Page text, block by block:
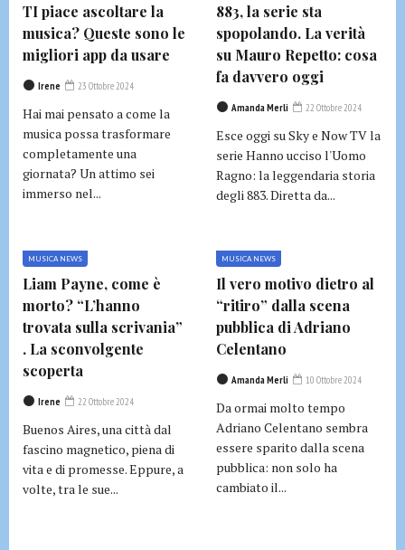
TI piace ascoltare la
musica? Queste sono le
migliori app da usare
Irene 23 Ottobre 2024
Hai mai pensato a come la
musica possa trasformare
completamente una
giornata? Un attimo sei
immerso nel...
883, la serie sta
spopolando. La verità
su Mauro Repetto: cosa
fa davvero oggi
Amanda Merli 22 Ottobre 2024
Esce oggi su Sky e Now TV la
serie Hanno ucciso l'Uomo
Ragno: la leggendaria storia
degli 883. Diretta da...
MUSICA NEWS
Liam Payne, come è
morto? “L’hanno
trovata sulla scrivania”
. La sconvolgente
scoperta
Irene 22 Ottobre 2024
Buenos Aires, una città dal
fascino magnetico, piena di
vita e di promesse. Eppure, a
volte, tra le sue...
MUSICA NEWS
Il vero motivo dietro al
“ritiro” dalla scena
pubblica di Adriano
Celentano
Amanda Merli 10 Ottobre 2024
Da ormai molto tempo
Adriano Celentano sembra
essere sparito dalla scena
pubblica: non solo ha
cambiato il...